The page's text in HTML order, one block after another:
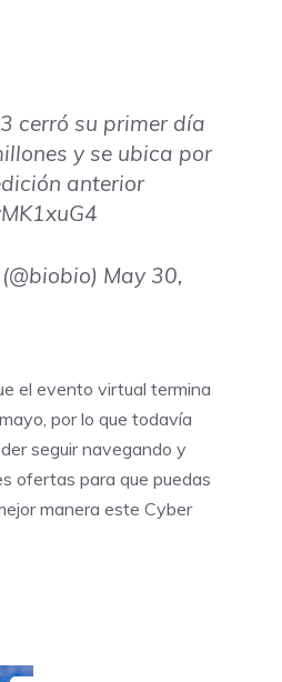
cerró su primer día
y se ubica por
anterior
May 30,
el evento virtual termina
por lo que todavía
seguir navegando y
ofertas para que puedas
manera este Cyber